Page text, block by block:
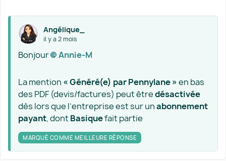
Angélique_
il y a 2 mois
Bonjour Annie-M​
La mention « Généré(e) par Pennylane »en bas
des PDF (devis/factures) peut êtredésactivée
dès lors que l’entreprise est sur unabonnement
payant, dont Basiquefait partie
MARQUÉ COMME MEILLEURE RÉPONSE